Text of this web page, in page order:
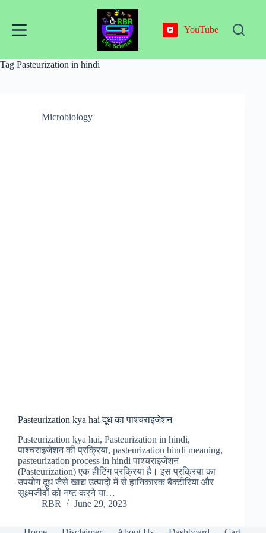
content
YouTube
Tag Pasteurization in hindi
Microbiology
Pasteurization kya hai दूध का पाश्चराइजेशन
Pasteurization kya hai, Pasteurization in hindi,
पाश्चराइजेशन की प्रक्रिया, pasteurization hindi meaning,
pasteurization process in hindi पाश्चराइजेशन
(Pasteurization) एक हीटिंग प्रक्रिया है। इस प्रक्रिया का
उपयोग दूध जैसे खाद्य उत्पादों में से हानिकारक बैक्टीरिया और
सूक्ष्मजीवों को नष्ट करने या…
RBR
June 29, 2023